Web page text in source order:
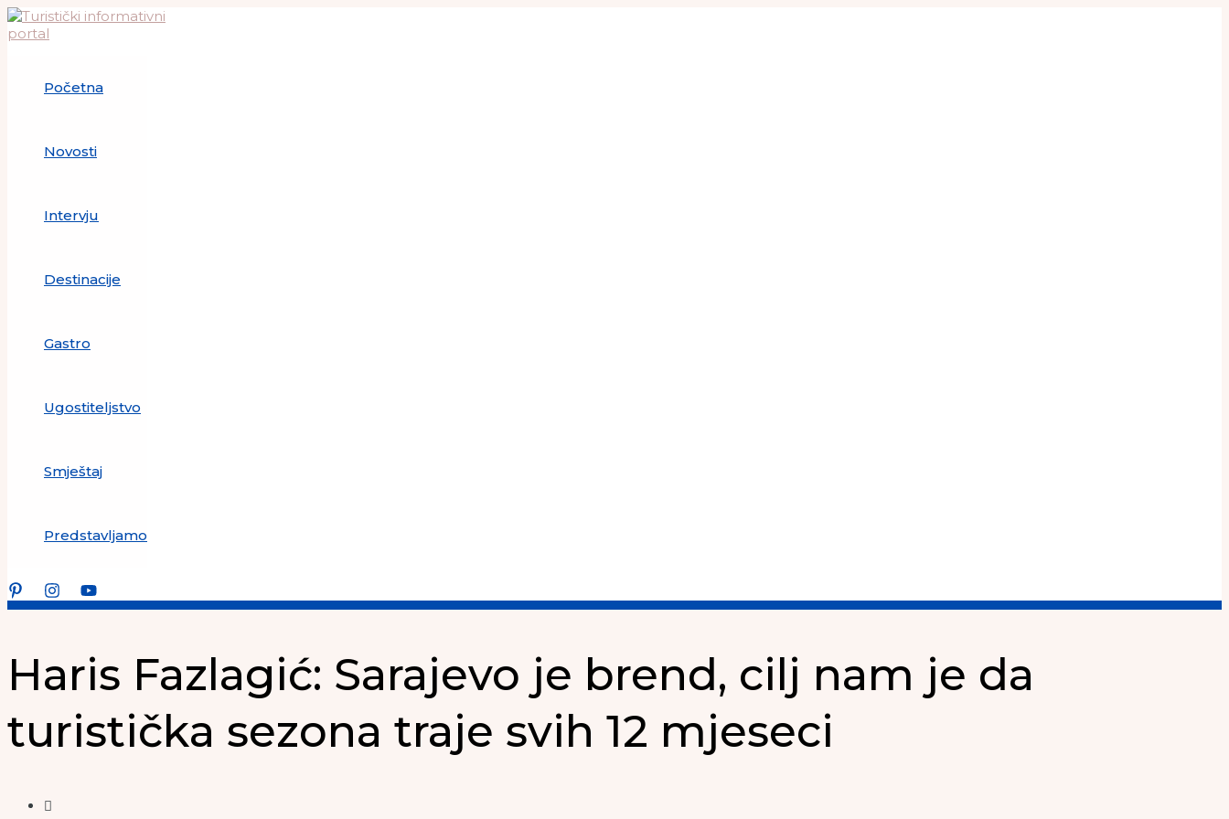
Skip
to
content
Početna
Novosti
Intervju
Destinacije
Gastro
Ugostiteljstvo
Smještaj
Predstavljamo
Haris Fazlagić: Sarajevo je brend, cilj nam je da
turistička sezona traje svih 12 mjeseci